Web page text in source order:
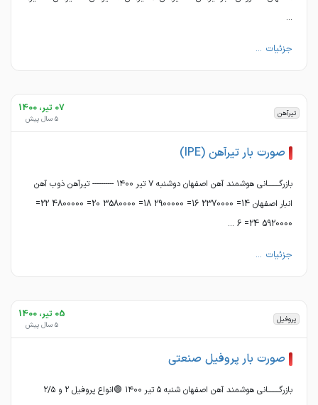
...
جزئیات ...
تیرآهن 07 تیر، 1400
5 سال پیش
صورت بار تیرآهن (IPE)
بازرگــــــــانی هوشمند آهن اصفهان دوشنبه ٧ تیر ١۴٠٠ ---------- تیرآهن ذوب آهن
انبار اصفهان 14= 2370000 16= 2900000 18= 3580000 20= 4800000 22=
5920000 24= 6 ...
جزئیات ...
پروفیل 05 تیر، 1400
5 سال پیش
صورت بار پروفیل صنعتی
بازرگــــــــانی هوشمند آهن اصفهان شنبه ۵ تیر ١۴٠٠ 🟢انواع پروفیل ٢ و ٢/۵